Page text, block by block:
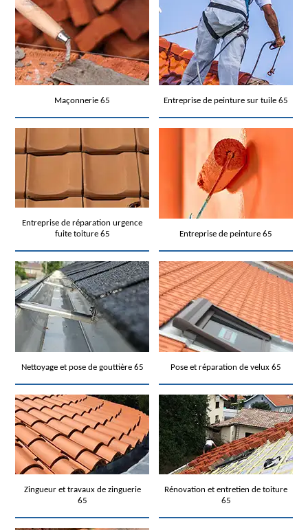
Maçonnerie 65 Entreprise de peinture sur tuile 65
Entreprise de réparation urgence
fuite toiture 65
Entreprise de peinture 65
Nettoyage et pose de gouttière 65 Pose et réparation de velux 65
Zingueur et travaux de zinguerie
65
Rénovation et entretien de toiture
65